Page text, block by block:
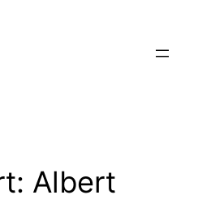
Albert